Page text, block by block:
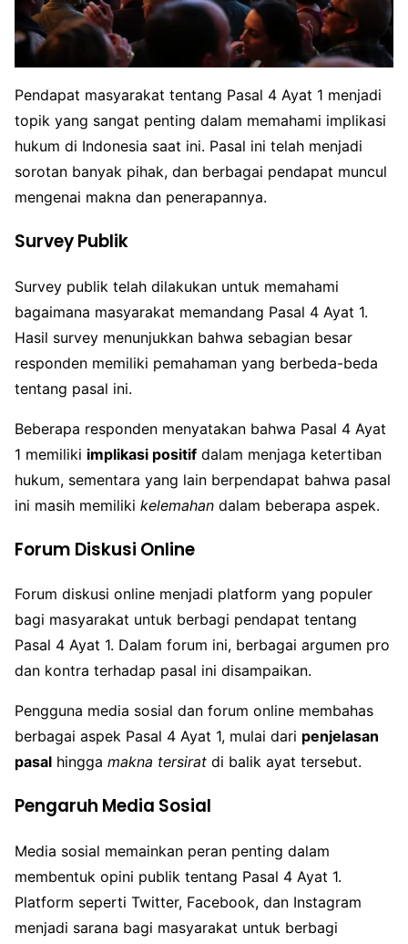
Pendapat masyarakat tentang Pasal 4 Ayat 1 menjadi
topik yang sangat penting dalam memahami implikasi
hukum di Indonesia saat ini. Pasal ini telah menjadi
sorotan banyak pihak, dan berbagai pendapat muncul
mengenai makna dan penerapannya.
Survey Publik
Survey publik telah dilakukan untuk memahami
bagaimana masyarakat memandang Pasal 4 Ayat 1.
Hasil survey menunjukkan bahwa sebagian besar
responden memiliki pemahaman yang berbeda-beda
tentang pasal ini.
Beberapa responden menyatakan bahwa Pasal 4 Ayat
1 memiliki implikasi positif dalam menjaga ketertiban
hukum, sementara yang lain berpendapat bahwa pasal
ini masih memiliki kelemahan dalam beberapa aspek.
Forum Diskusi Online
Forum diskusi online menjadi platform yang populer
bagi masyarakat untuk berbagi pendapat tentang
Pasal 4 Ayat 1. Dalam forum ini, berbagai argumen pro
dan kontra terhadap pasal ini disampaikan.
Pengguna media sosial dan forum online membahas
berbagai aspek Pasal 4 Ayat 1, mulai dari penjelasan
pasal hingga makna tersirat di balik ayat tersebut.
Pengaruh Media Sosial
Media sosial memainkan peran penting dalam
membentuk opini publik tentang Pasal 4 Ayat 1.
Platform seperti Twitter, Facebook, dan Instagram
menjadi sarana bagi masyarakat untuk berbagi